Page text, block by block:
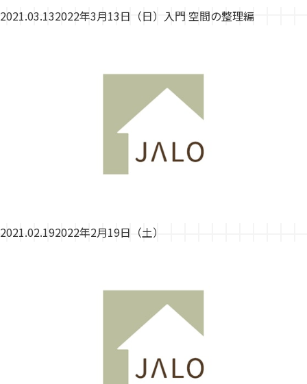
2021.03.132022年3月13日（日）入門 空間の整理編
2021.02.192022年2月19日（土）